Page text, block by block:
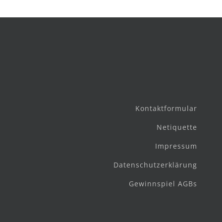
Kontaktformular
Netiquette
Impressum
Datenschutzerklärung
Gewinnspiel AGBs